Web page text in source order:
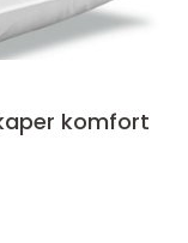
komfort